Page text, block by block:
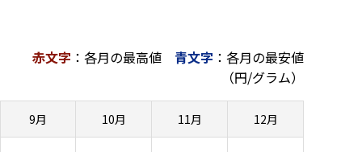
赤文字 ：各月の最高値 青文字 ：各月の最安値
（円/グラム）
9月 10月 11月 12月